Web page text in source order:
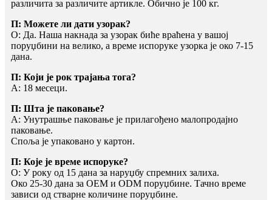
различита за различите артикле. Обично је 100 кг.
П: Можете ли дати узорак?
О: Да. Наша накнада за узорак биће враћена у вашој
поруџбини на велико, а време испоруке узорка је око 7-15
дана.
П: Који је рок трајања тога?
А: 18 месеци.
П: Шта је паковање?
A: Унутрашње паковање је прилагођено малопродајно
паковање.
Споља је упаковано у картон.
П: Које је време испоруке?
О: У року од 15 дана за наруџбу спремних залиха.
Око 25-30 дана за OEM и ODM поруџбине. Тачно време
зависи од стварне количине поруџбине.